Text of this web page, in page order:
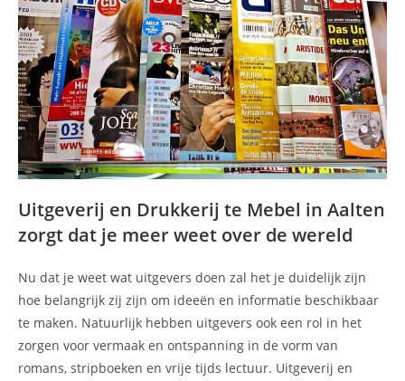
Uitgeverij en Drukkerij te Mebel in Aalten
zorgt dat je meer weet over de wereld
Nu dat je weet wat uitgevers doen zal het je duidelijk zijn
hoe belangrijk zij zijn om ideeën en informatie beschikbaar
te maken. Natuurlijk hebben uitgevers ook een rol in het
zorgen voor vermaak en ontspanning in de vorm van
romans, stripboeken en vrije tijds lectuur. Uitgeverij en